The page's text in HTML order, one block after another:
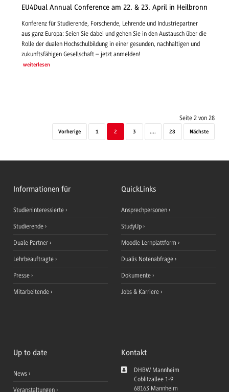
EU4Dual Annual Conference am 22. & 23. April in Heilbronn
Konferenz für Studierende, Forschende, Lehrende und Industriepartner
aus ganz Europa: Seien Sie dabei und gehen Sie in den Austausch über die
Rolle der dualen Hochschulbildung in einer gesunden, nachhaltigen und
zukunftsfähigen Gesellschaft – jetzt anmelden!
weiterlesen
Seite 2 von 28
Vorherige 1 2 3 .... 28 Nächste
Informationen für
Studieninteressierte
Studierende
Duale Partner
Lehrbeauftragte
Presse
Mitarbeitende
QuickLinks
Ansprechpersonen
StudyUp
Moodle Lernplattform
Dualis Notenabfrage
Dokumente
Jobs & Karriere
Up to date
News
Veranstaltungen
Kontakt
DHBW Mannheim
Coblitzallee 1-9
68163 Mannheim